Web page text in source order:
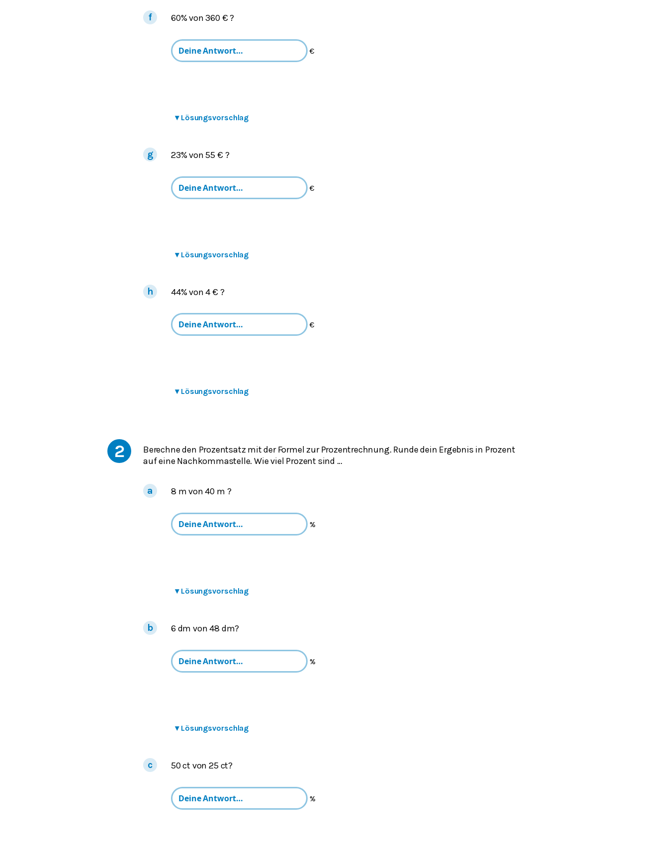
60% von 360 € ?
€
▾ Lösungsvorschlag
23% von 55 € ?
€
▾ Lösungsvorschlag
44% von 4 € ?
€
▾ Lösungsvorschlag
2
Berechne den Prozentsatz mit der Formel zur Prozentrechnung. Runde dein Ergebnis in Prozent
auf eine Nachkommastelle. Wie viel Prozent sind …
8 m von 40 m ?
%
▾ Lösungsvorschlag
6 dm von 48 dm?
%
▾ Lösungsvorschlag
50 ct von 25 ct?
%